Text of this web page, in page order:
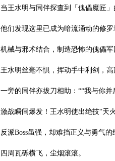
当王水明与同伴探查到「傀儡魔匠」
他们发现这里已成为暗流涌动的修罗
机械与邪术结合，制造恐怖的傀儡
王水明丝毫不惧，挥动手中利剑，
一旁的同伴亦拔刀相助：““我与你
激战瞬间爆发！王水明使出绝技“天
反派Boss虽强，却难挡正义与勇气
四周瓦砾横飞，尘烟滚滚。